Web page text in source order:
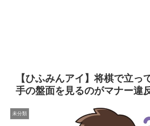
【ひふみんアイ】将棋で立っ
手の盤面を見るのがマナー違
未分類